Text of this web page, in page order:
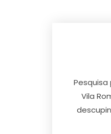
Vila